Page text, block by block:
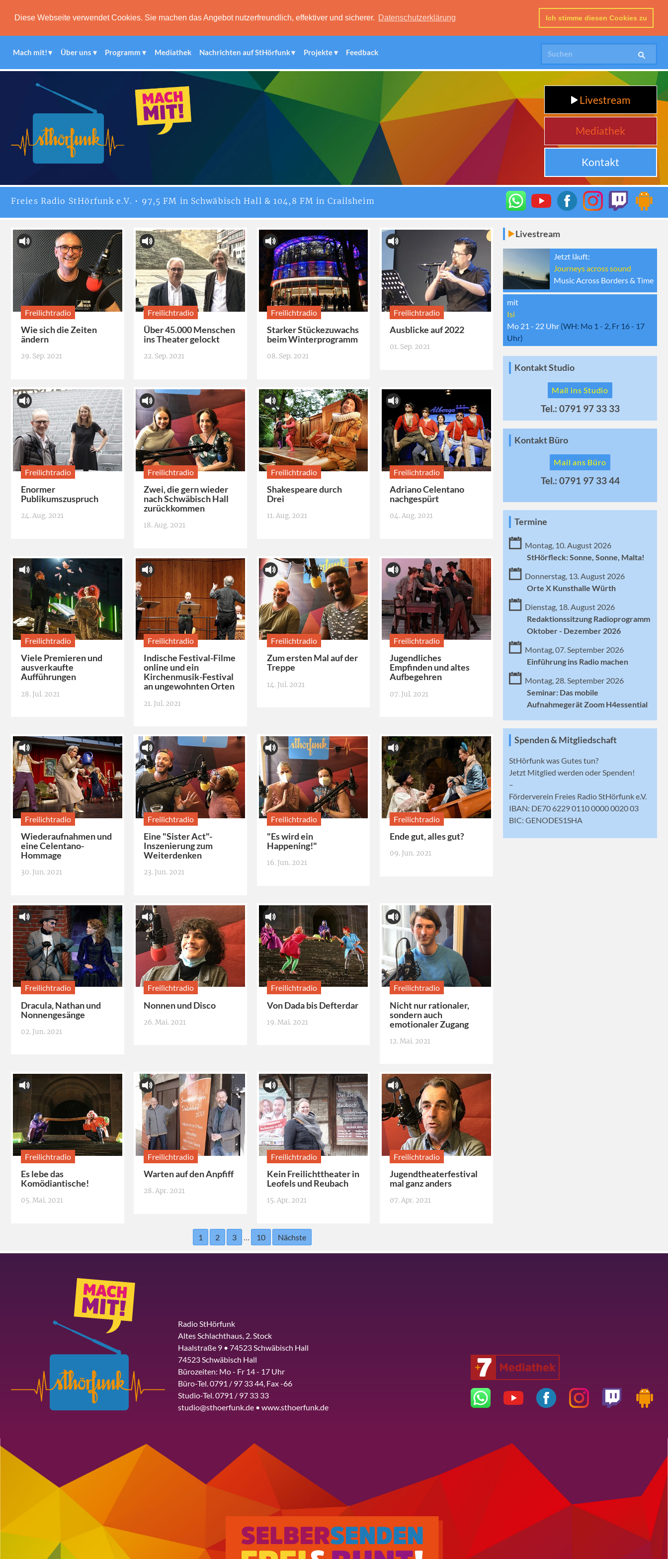
Diese Webseite verwendet Cookies. Sie machen das Angebot nutzerfreundlich, effektiver und sicherer. Datenschutzerklärung Ich stimme diesen Cookies zu
Mach mit! Über uns Programm Mediathek Nachrichten auf StHörfunk Projekte Feedback
Livestream
Mediathek
Kontakt
Freies Radio StHörfunke.V. • 97,5 FM in Schwäbisch Hall & 104,8 FM in Crailsheim
Freilichtradio
Wie sich die Zeiten
ändern
29. Sep. 2021
Freilichtradio
Über 45.000 Menschen
ins Theater gelockt
22. Sep. 2021
Freilichtradio
Starker Stückezuwachs
beim Winterprogramm
08. Sep. 2021
Freilichtradio
Ausblicke auf 2022
01. Sep. 2021
Freilichtradio
Enormer
Publikumszuspruch
24. Aug. 2021
Freilichtradio
Zwei, die gern wieder
nach Schwäbisch Hall
zurückkommen
18. Aug. 2021
Freilichtradio
Shakespeare durch
Drei
11. Aug. 2021
Freilichtradio
Adriano Celentano
nachgespürt
04. Aug. 2021
Freilichtradio
Viele Premieren und
ausverkaufte
Aufführungen
28. Jul. 2021
Freilichtradio
Indische Festival-Filme
online und ein
Kirchenmusik-Festival
an ungewohnten Orten
21. Jul. 2021
Freilichtradio
Zum ersten Mal auf der
Treppe
14. Jul. 2021
Freilichtradio
Jugendliches
Empfinden und altes
Aufbegehren
07. Jul. 2021
Freilichtradio
Wiederaufnahmen und
eine Celentano-
Hommage
30. Jun. 2021
Freilichtradio
Eine "Sister Act"-
Inszenierung zum
Weiterdenken
23. Jun. 2021
Freilichtradio
"Es wird ein
Happening!"
16. Jun. 2021
Freilichtradio
Ende gut, alles gut?
09. Jun. 2021
Freilichtradio
Dracula, Nathan und
Nonnengesänge
02. Jun. 2021
Freilichtradio
Nonnen und Disco
26. Mai. 2021
Freilichtradio
Von Dada bis Defterdar
19. Mai. 2021
Freilichtradio
Nicht nur rationaler,
sondern auch
emotionaler Zugang
12. Mai. 2021
Freilichtradio
Es lebe das
Komödiantische!
05. Mai. 2021
Freilichtradio
Warten auf den Anpfiff
28. Apr. 2021
Freilichtradio
Kein Freilichttheater in
Leofels und Reubach
15. Apr. 2021
Freilichtradio
Jugendtheaterfestival
mal ganz anders
07. Apr. 2021
1 2 3 … 10 Nächste
Livestream
Jetzt läuft:
Journeys across sound
Music Across Borders & Time
mit
Isi
Mo 21 - 22 Uhr (WH: Mo 1 - 2, Fr 16 - 17
Uhr)
Kontakt Studio
Mail ins Studio
Tel.: 0791 97 33 33
Kontakt Büro
Mail ans Büro
Tel.: 0791 97 33 44
Termine
Montag, 10. August 2026
StHörfleck: Sonne, Sonne, Malta!
Donnerstag, 13. August 2026
Orte X Kunsthalle Würth
Dienstag, 18. August 2026
Redaktionssitzung Radioprogramm
Oktober - Dezember 2026
Montag, 07. September 2026
Einführung ins Radio machen
Montag, 28. September 2026
Seminar: Das mobile
Aufnahmegerät Zoom H4essential
Spenden & Mitgliedschaft
StHörfunk was Gutes tun?
Jetzt Mitglied werden oder Spenden!
–
Förderverein Freies Radio StHörfunk e.V.
IBAN: DE70 6229 0110 0000 0020 03
BIC: GENODES1SHA
Radio StHörfunk
Altes Schlachthaus, 2. Stock
Haalstraße 9 • 74523 Schwäbisch Hall
74523 Schwäbisch Hall
Bürozeiten: Mo - Fr 14 - 17 Uhr
Büro-Tel. 0791 / 97 33 44, Fax -66
Studio-Tel. 0791 / 97 33 33
studio@sthoerfunk.de • www.sthoerfunk.de